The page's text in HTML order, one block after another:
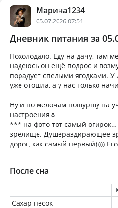
Марина1234
05.07.2026 07:54
Дневник питания за
Похолодало. Еду на дачу, там
надеюсь он ещё подрос и
порадует спелыми ягодками. У
уже отошла, а у нас только
Ну и по мелочам пошуршу на
настроения🌷
*** на фото тот самый
зрелище. Душераздирающее
дорог, как самый первый)))))
После сна
Сахар песок